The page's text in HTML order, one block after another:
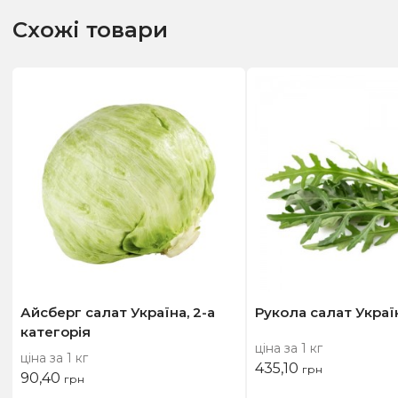
Схожі товари
Айсберг салат Україна, 2-а
категорія
ціна за 1 кг
90,40 грн
Рукола салат
ціна за 1 кг
435,10 грн